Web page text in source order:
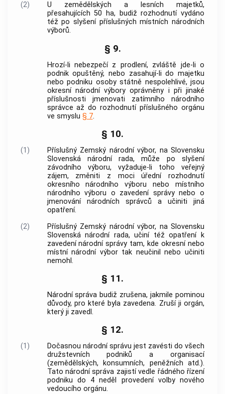
(2)
U zemědělských a lesních majetků,
přesahujících 50 ha, budiž rozhodnutí vydáno
též po slyšení příslušných místních národních
výborů.
§ 9.
Hrozí-li nebezpečí z prodlení, zvláště jde-li o
podnik opuštěný, nebo zasahují-li do majetku
nebo podniku osoby státně nespolehlivé, jsou
okresní národní výbory oprávněny i při jinaké
příslušnosti jmenovati zatímního národního
správce až do rozhodnutí příslušného orgánu
ve smyslu § 7.
§ 10.
(1)
Příslušný Zemský národní výbor, na Slovensku
Slovenská národní rada, může po slyšení
závodního výboru, vyžaduje-li toho veřejný
zájem, změniti z moci úřední rozhodnutí
okresního národního výboru nebo místního
národního výboru o zavedení správy nebo o
jmenování národních správců a učiniti jiná
opatření.
(2)
Příslušný Zemský národní výbor, na Slovensku
Slovenská národní rada, učiní též opatření k
zavedení národní správy tam, kde okresní nebo
místní národní výbor tak neučinil nebo učiniti
nemohl.
§ 11.
Národní správa budiž zrušena, jakmile pominou
důvody, pro které byla zavedena. Zruší ji orgán,
který ji zavedl.
§ 12.
(1)
Dočasnou národní správu jest zavésti do všech
družstevních podniků a organisací
(zemědělských, konsumních, peněžních atd.).
Tato národní správa zajistí vedle řádného řízení
podniku do 4 neděl provedení volby nového
vedoucího orgánu.